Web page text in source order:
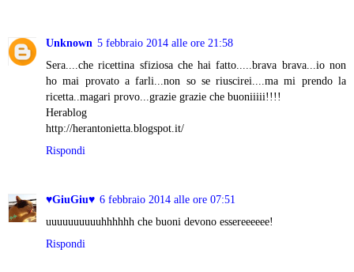
Unknown 5 febbraio 2014 alle ore 21:58
Sera....che ricettina sfiziosa che hai fatto.....brava brava...io non
ho mai provato a farli...non so se riuscirei....ma mi prendo la
ricetta..magari provo...grazie grazie che buoniiiii!!!!
Herablog
http://herantonietta.blogspot.it/
Rispondi
♥GiuGiu♥ 6 febbraio 2014 alle ore 07:51
uuuuuuuuuuhhhhhh che buoni devono essereeeeee!
Rispondi